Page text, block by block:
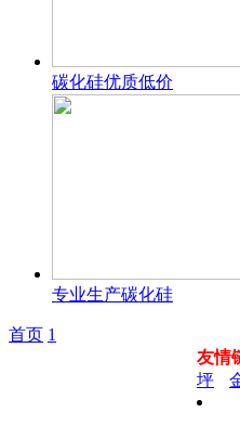
碳化硅优质低价
专业生产碳化硅
首页 1
友情
坪